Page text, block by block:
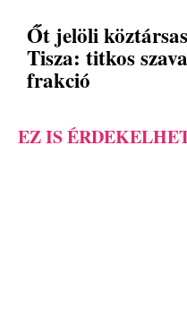
Őt jelöli
Tisza: titkos
frakció
EZ IS